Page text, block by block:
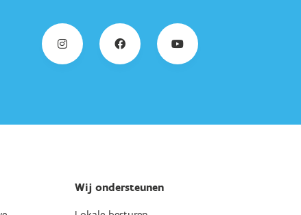
Wij ondersteunen